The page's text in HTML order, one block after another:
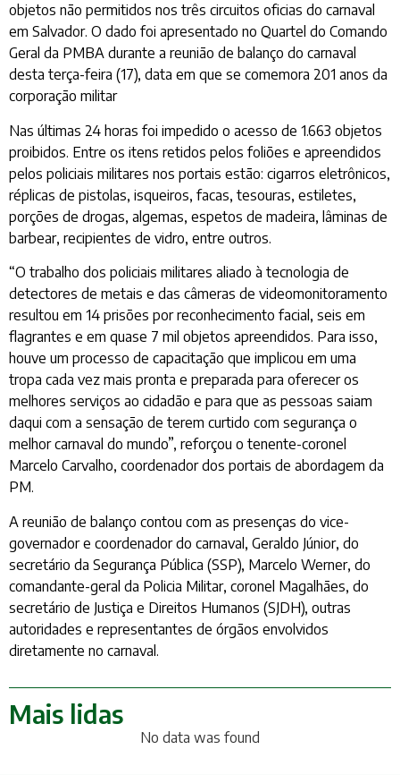
objetos não permitidos nos três circuitos oficias do carnaval
em Salvador. O dado foi apresentado no Quartel do Comando
Geral da PMBA durante a reunião de balanço do carnaval
desta terça-feira (17), data em que se comemora 201 anos da
corporação militar
Nas últimas 24 horas foi impedido o acesso de 1.663 objetos
proibidos. Entre os itens retidos pelos foliões e apreendidos
pelos policiais militares nos portais estão: cigarros eletrônicos,
réplicas de pistolas, isqueiros, facas, tesouras, estiletes,
porções de drogas, algemas, espetos de madeira, lâminas de
barbear, recipientes de vidro, entre outros.
“O trabalho dos policiais militares aliado à tecnologia de
detectores de metais e das câmeras de videomonitoramento
resultou em 14 prisões por reconhecimento facial, seis em
flagrantes e em quase 7 mil objetos apreendidos. Para isso,
houve um processo de capacitação que implicou em uma
tropa cada vez mais pronta e preparada para oferecer os
melhores serviços ao cidadão e para que as pessoas saiam
daqui com a sensação de terem curtido com segurança o
melhor carnaval do mundo”, reforçou o tenente-coronel
Marcelo Carvalho, coordenador dos portais de abordagem da
PM.
A reunião de balanço contou com as presenças do vice-
governador e coordenador do carnaval, Geraldo Júnior, do
secretário da Segurança Pública (SSP), Marcelo Werner, do
comandante-geral da Policia Militar, coronel Magalhães, do
secretário de Justiça e Direitos Humanos (SJDH), outras
autoridades e representantes de órgãos envolvidos
diretamente no carnaval.
Mais lidas
No data was found